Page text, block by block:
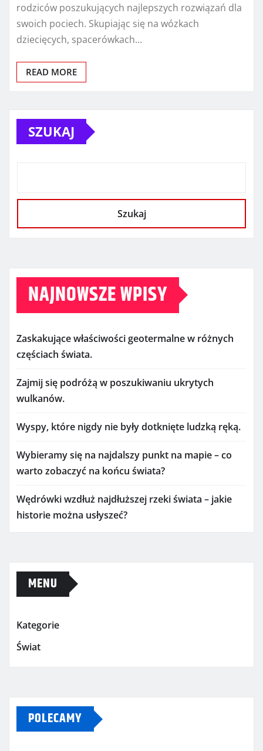
rodziców poszukujących najlepszych rozwiązań dla
swoich pociech. Skupiając się na wózkach
dziecięcych, spacerówkach…
READ MORE
SZUKAJ
Szukaj
NAJNOWSZE WPISY
Zaskakujące właściwości geotermalne w różnych
częściach świata.
Zajmij się podróżą w poszukiwaniu ukrytych
wulkanów.
Wyspy, które nigdy nie były dotknięte ludzką ręką.
Wybieramy się na najdalszy punkt na mapie – co
warto zobaczyć na końcu świata?
Wędrówki wzdłuż najdłuższej rzeki świata – jakie
historie można usłyszeć?
MENU
Kategorie
Świat
POLECAMY